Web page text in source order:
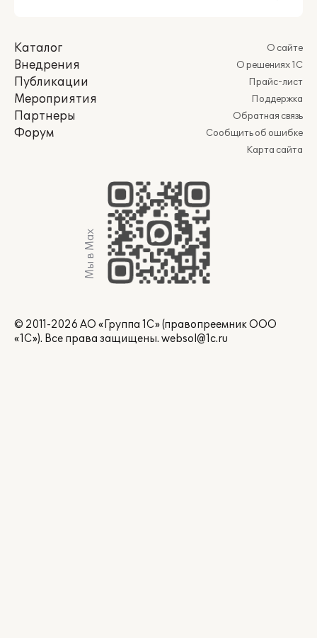
Каталог
Внедрения
Публикации
Мероприятия
Партнеры
Форум
О сайте
О решениях 1С
Прайс-лист
Поддержка
Обратная связь
Сообщить об ошибке
Карта сайта
Мы в Max
© 2011-2026 АО «Группа 1С» (правопреемник ООО
«1С»). Все права защищены. websol@1c.ru